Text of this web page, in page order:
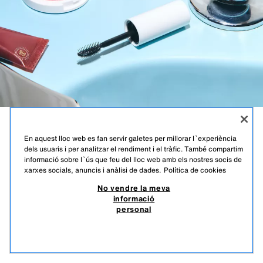
RED ZARA
TEMPTATION
TRAVEL SET
TRAVEL SET
6,38 EUR -80%*
En aquest lloc web es fan servir galetes per millorar l`experiència
dels usuaris i per analitzar el rendiment i el tràfic. També compartim
informació sobre l`ús que feu del lloc web amb els nostres socis de
xarxes socials, anuncis i anàlisi de dades. Política de cookies
No vendre la meva
informació
personal